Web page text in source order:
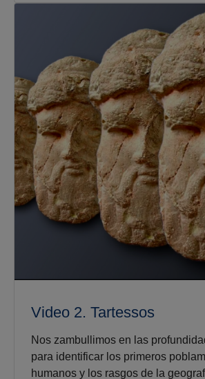
Video 2. Tartessos
Nos zambullimos en las
para identificar los primeros
humanos y los rasgos de la